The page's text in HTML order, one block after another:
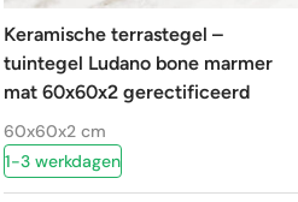
Keramische terrastegel –
tuintegel Ludano bone marmer
mat 60x60x2 gerectificeerd
60x60x2 cm
1-3 werkdagen